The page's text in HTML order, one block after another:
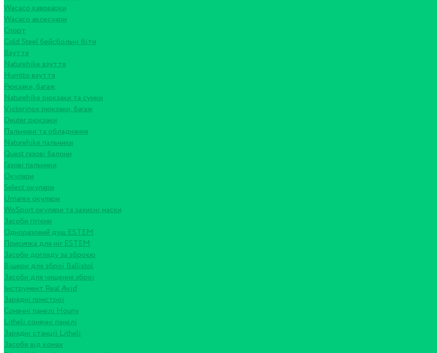
Wacaco кавоварки
Wacaco аксесуари
Спорт
Cold Steel бейсбольні біти
Взуття
Naturehike взуття
Humtto взуття
Рюкзаки, багаж
Naturehike рюкзаки та сумки
Victorinox рюкзаки, багаж
Deuter рюкзаки
Пальники та обладнання
Naturehike пальники
Quest газові балони
Газові пальники
Окуляри
Select окуляри
Umarex окуляри
WoSport окуляри та захисні маски
Засоби гігієни
Одноразовий душ ESTEM
Присипка для ніг ESTEM
Засоби догляду за зброєю
Вішери для зброї Ballistol
Засоби для чищення зброї
Інструмент Real Avid
Зарядні пристрої
Сонячні панелі Houny
Litheli сонячні панелі
Зарядні станції Litheli
Засоби від комах